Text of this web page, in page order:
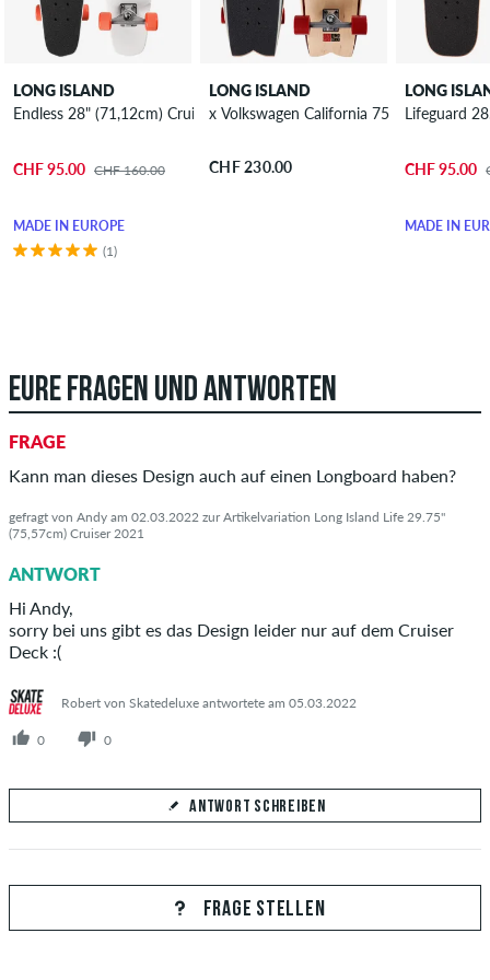
LONG ISLAND
Endless 28" (71,12cm) Cruiser
CHF 95.00 CHF 160.00
MADE IN EUROPE
(1)
LONG ISLAND
x Volkswagen California 75th 30"
CHF 230.00
LONG
Lifeguard
CHF 95.00
MADE IN
EURE FRAGEN UND ANTWORTEN
FRAGE
Kann man dieses Design auch auf einen Longboard haben?
gefragt von Andy am 02.03.2022 zur Artikelvariation Long Island Life 29.75"
(75,57cm) Cruiser 2021
ANTWORT
Hi Andy,
sorry bei uns gibt es das Design leider nur auf dem Cruiser
Deck :(
Robert von Skatedeluxe antwortete am 05.03.2022
0 0
ANTWORT SCHREIBEN
Deine Antwort
Beantworte hier die Frage von Andy
FRAGE STELLEN